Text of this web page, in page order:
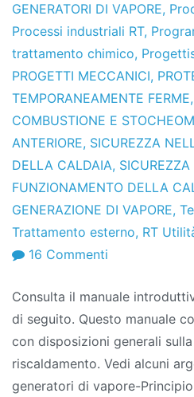
GENERATORI DI VAPORE,
Processi industriali RT,
trattamento chimico,
PROGETTI MECCANICI,
TEMPORANEAMENTE FERME,
COMBUSTIONE E
ANTERIORE, SICUREZZA
DELLA CALDAIA, SICUREZZA
FUNZIONAMENTO DELLA
GENERAZIONE DI VAPORE,
Trattamento esterno, RT
16 Commenti
della
caldaia
–
Disposizioni
generali
Consulta il manuale
di seguito. Questo manuale
con disposizioni generali
riscaldamento. Vedi alcuni
generatori di vapore-